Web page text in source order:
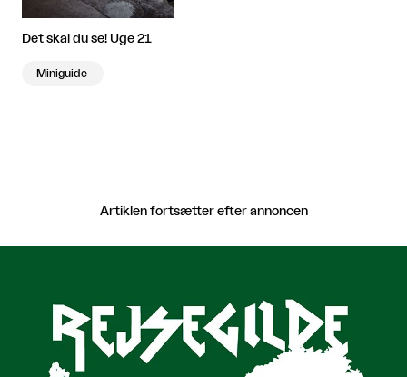
Det skal du se! Uge 21
Miniguide
Artiklen fortsætter efter annoncen